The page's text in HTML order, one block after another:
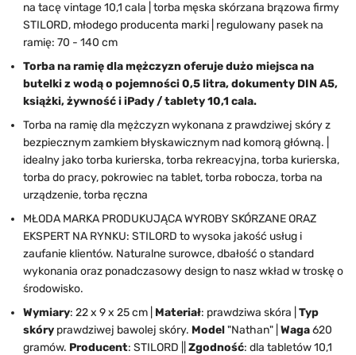
na tacę vintage 10,1 cala | torba męska skórzana brązowa firmy
STILORD, młodego producenta marki | regulowany pasek na
ramię: 70 - 140 cm
Torba na ramię dla mężczyzn oferuje dużo miejsca na
butelki z wodą o pojemności 0,5 litra, dokumenty DIN A5,
książki, żywność i iPady / tablety 10,1 cala.
Torba na ramię dla mężczyzn wykonana z prawdziwej skóry z
bezpiecznym zamkiem błyskawicznym nad komorą główną. |
idealny jako torba kurierska, torba rekreacyjna, torba kurierska,
torba do pracy, pokrowiec na tablet, torba robocza, torba na
urządzenie, torba ręczna
MŁODA MARKA PRODUKUJĄCA WYROBY SKÓRZANE ORAZ
EKSPERT NA RYNKU: STILORD to wysoka jakość usług i
zaufanie klientów. Naturalne surowce, dbałość o standard
wykonania oraz ponadczasowy design to nasz wkład w troskę o
środowisko.
Wymiary: 22 x 9 x 25 cm | Materiał: prawdziwa skóra | Typ
skóry prawdziwej bawolej skóry. Model"Nathan" | Waga620
gramów. Producent: STILORD || Zgodność: dla tabletów 10,1